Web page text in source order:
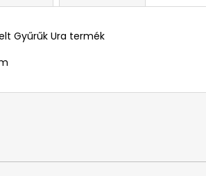
Gyűrűk Ura termék